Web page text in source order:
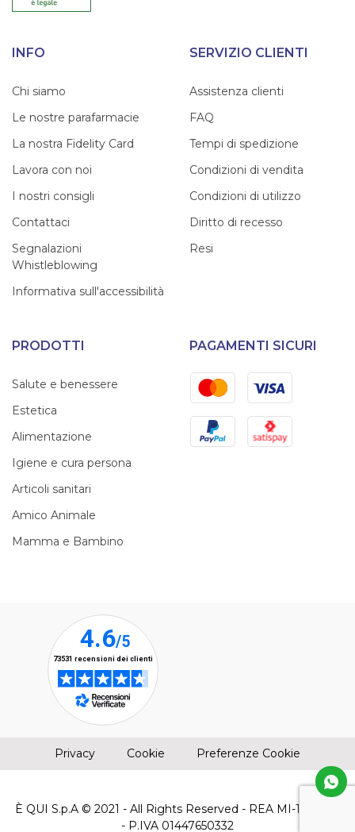
INFO
Chi siamo
Le nostre parafarmacie
La nostra Fidelity Card
Lavora con noi
I nostri consigli
Contattaci
Segnalazioni
Whistleblowing
Informativa sull'accessibilità
SERVIZIO CLIENTI
Assistenza clienti
FAQ
Tempi di spedizione
Condizioni di vendita
Condizioni di utilizzo
Diritto di recesso
Resi
PRODOTTI
Salute e benessere
Estetica
Alimentazione
Igiene e cura persona
Articoli sanitari
Amico Animale
Mamma e Bambino
PAGAMENTI SICURI
MastercardVisa
PayPal Satispay
Privacy(apre una nuova finestra)
Cookie (apre una nuova finestra)
Preferenze Cookie
È QUI S.p.A © 2021 - All Rights Reserved - REA MI-1961304
- P.IVA 01447650332